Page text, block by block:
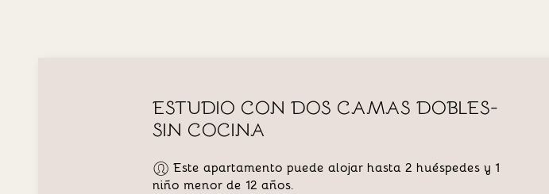
ESTUDIO CON DOS CAMAS DOBLES-
SIN COCINA
Este apartamento puede alojar hasta 2 huéspedes y 1
niño menor de 12 años.